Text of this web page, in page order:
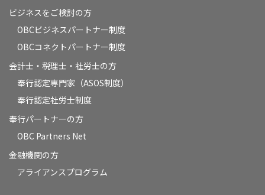
ビジネスをご検討の方
OBCビジネスパートナー制度
OBCコネクトパートナー制度
会計士・税理士・社労士の方
奉行認定専門家（ASOS制度）
奉行認定社労士制度
奉行パートナーの方
OBC Partners Net
金融機関の方
アライアンスプログラム